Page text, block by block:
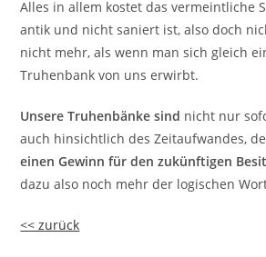
Alles in allem kostet das vermeintliche
antik und nicht saniert ist, also doch
nicht mehr, als wenn man sich gleich
Truhenbank von uns erwirbt.
Unsere Truhenbänke sind nicht nur
auch hinsichtlich des Zeitaufwandes,
einen Gewinn für den zukünftigen
dazu also noch mehr der logischen
<< zurück